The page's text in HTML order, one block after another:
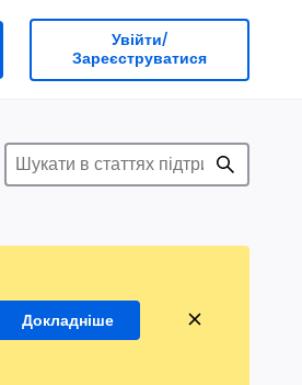
Увійти/
Зареєструватися
Докладніше